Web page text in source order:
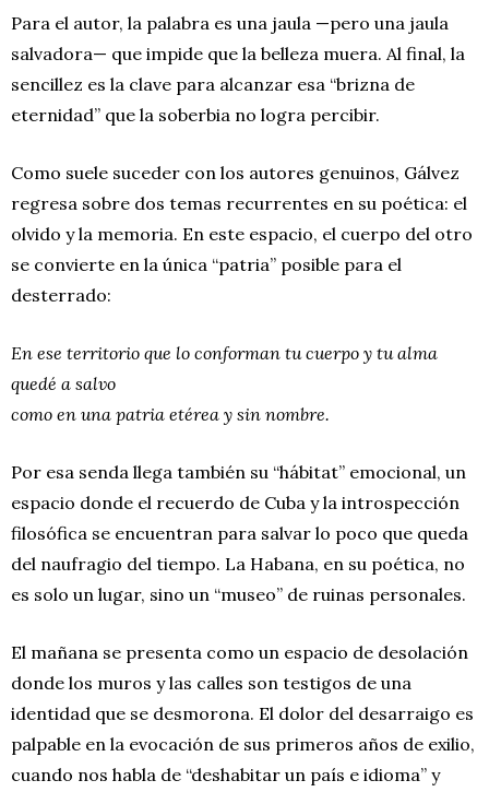
Para el autor, la palabra es una jaula —pero una jaula
salvadora— que impide que la belleza muera. Al final, la
sencillez es la clave para alcanzar esa “brizna de
eternidad” que la soberbia no logra percibir.
Como suele suceder con los autores genuinos, Gálvez
regresa sobre dos temas recurrentes en su poética: el
olvido y la memoria. En este espacio, el cuerpo del otro
se convierte en la única “patria” posible para el
desterrado:
En ese territorio que lo conforman tu cuerpo y tu alma
quedé a salvo
como en una patria etérea y sin nombre.
Por esa senda llega también su “hábitat” emocional, un
espacio donde el recuerdo de Cuba y la introspección
filosófica se encuentran para salvar lo poco que queda
del naufragio del tiempo. La Habana, en su poética, no
es solo un lugar, sino un “museo” de ruinas personales.
El mañana se presenta como un espacio de desolación
donde los muros y las calles son testigos de una
identidad que se desmorona. El dolor del desarraigo es
palpable en la evocación de sus primeros años de exilio,
cuando nos habla de “deshabitar un país e idioma” y